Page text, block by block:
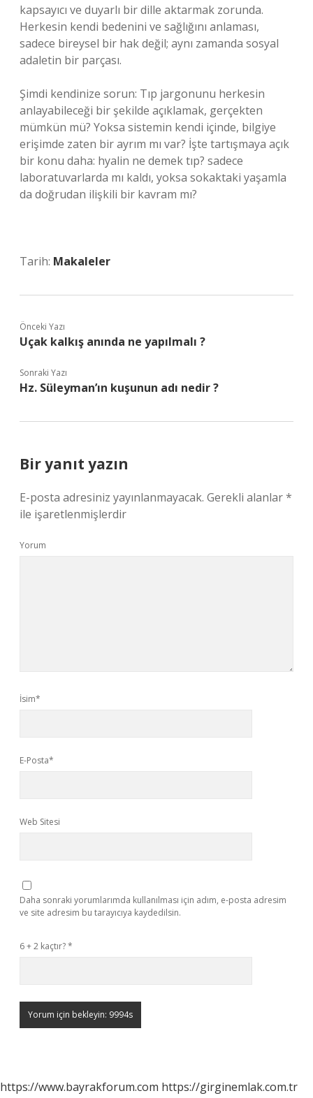
kapsayıcı ve duyarlı bir dille aktarmak zorunda.
Herkesin kendi bedenini ve sağlığını anlaması,
sadece bireysel bir hak değil; aynı zamanda sosyal
adaletin bir parçası.
Şimdi kendinize sorun: Tıp jargonunu herkesin
anlayabileceği bir şekilde açıklamak, gerçekten
mümkün mü? Yoksa sistemin kendi içinde, bilgiye
erişimde zaten bir ayrım mı var? İşte tartışmaya açık
bir konu daha: hyalin ne demek tıp? sadece
laboratuvarlarda mı kaldı, yoksa sokaktaki yaşamla
da doğrudan ilişkili bir kavram mı?
Tarih: Makaleler
Önceki Yazı
Uçak kalkış anında ne yapılmalı ?
Sonraki Yazı
Hz. Süleyman’ın kuşunun adı nedir ?
Bir yanıt yazın
E-posta adresiniz yayınlanmayacak. Gerekli alanlar*
ile işaretlenmişlerdir
Yorum
İsim*
E-Posta*
Web Sitesi
Daha sonraki yorumlarımda kullanılması için adım, e-posta adresim
ve site adresim bu tarayıcıya kaydedilsin.
6 + 2 kaçtır?*
https://www.bayrakforum.com https://girginemlak.com.tr